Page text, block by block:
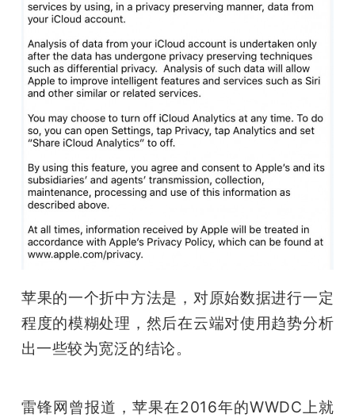
苹果的一个折中方法是，对原始数据进行一定
程度的模糊处理，然后在云端对使用趋势分析
出一些较为宽泛的结论。
雷锋网曾报道，苹果在2016年的WWDC上就